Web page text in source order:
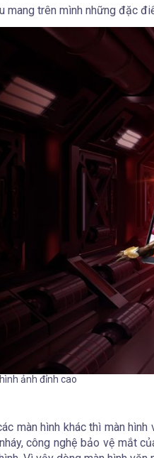
mang trên mình những đặc
ảnh đỉnh cao
màn hình khác thì màn
công nghệ bảo vệ mắt